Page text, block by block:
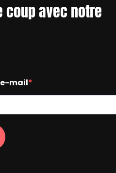
coup avec notre
mail